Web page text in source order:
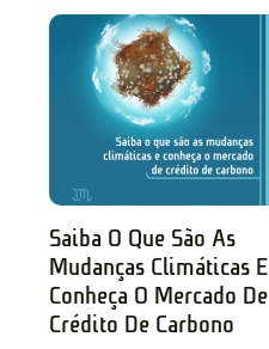
Saiba O Que São As
Mudanças Climáticas E
Conheça O Mercado De
Crédito De Carbono